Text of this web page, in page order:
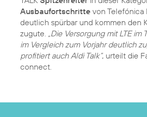
Ausbaufortschritte von Telefónica
deutlich spürbar und kommen den
zugute. „Die Versorgung mit LTE
im Vergleich zum Vorjahr deutlich
profitiert auch Aldi Talk“, urteilt die
connect.